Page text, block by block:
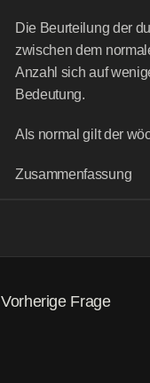
Die Beurteilung der
zwischen dem
Anzahl sich auf
Bedeutung.
Als normal gilt der
Zusammenfassung
Vorherige Frage